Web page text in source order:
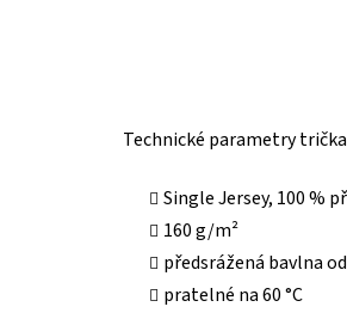
Technické parametry
Single Jersey, 100 %
160 g/m²
předsrážená bavlna
pratelné na 60 °C